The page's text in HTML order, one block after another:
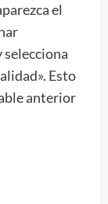
el
selecciona
Esto
anterior